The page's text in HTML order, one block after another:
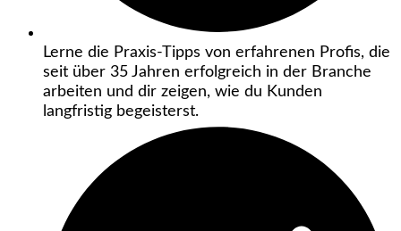
Lerne die Praxis-Tipps von erfahrenen Profis, die
seit über 35 Jahren erfolgreich in der Branche
arbeiten und dir zeigen, wie du Kunden
langfristig begeisterst.